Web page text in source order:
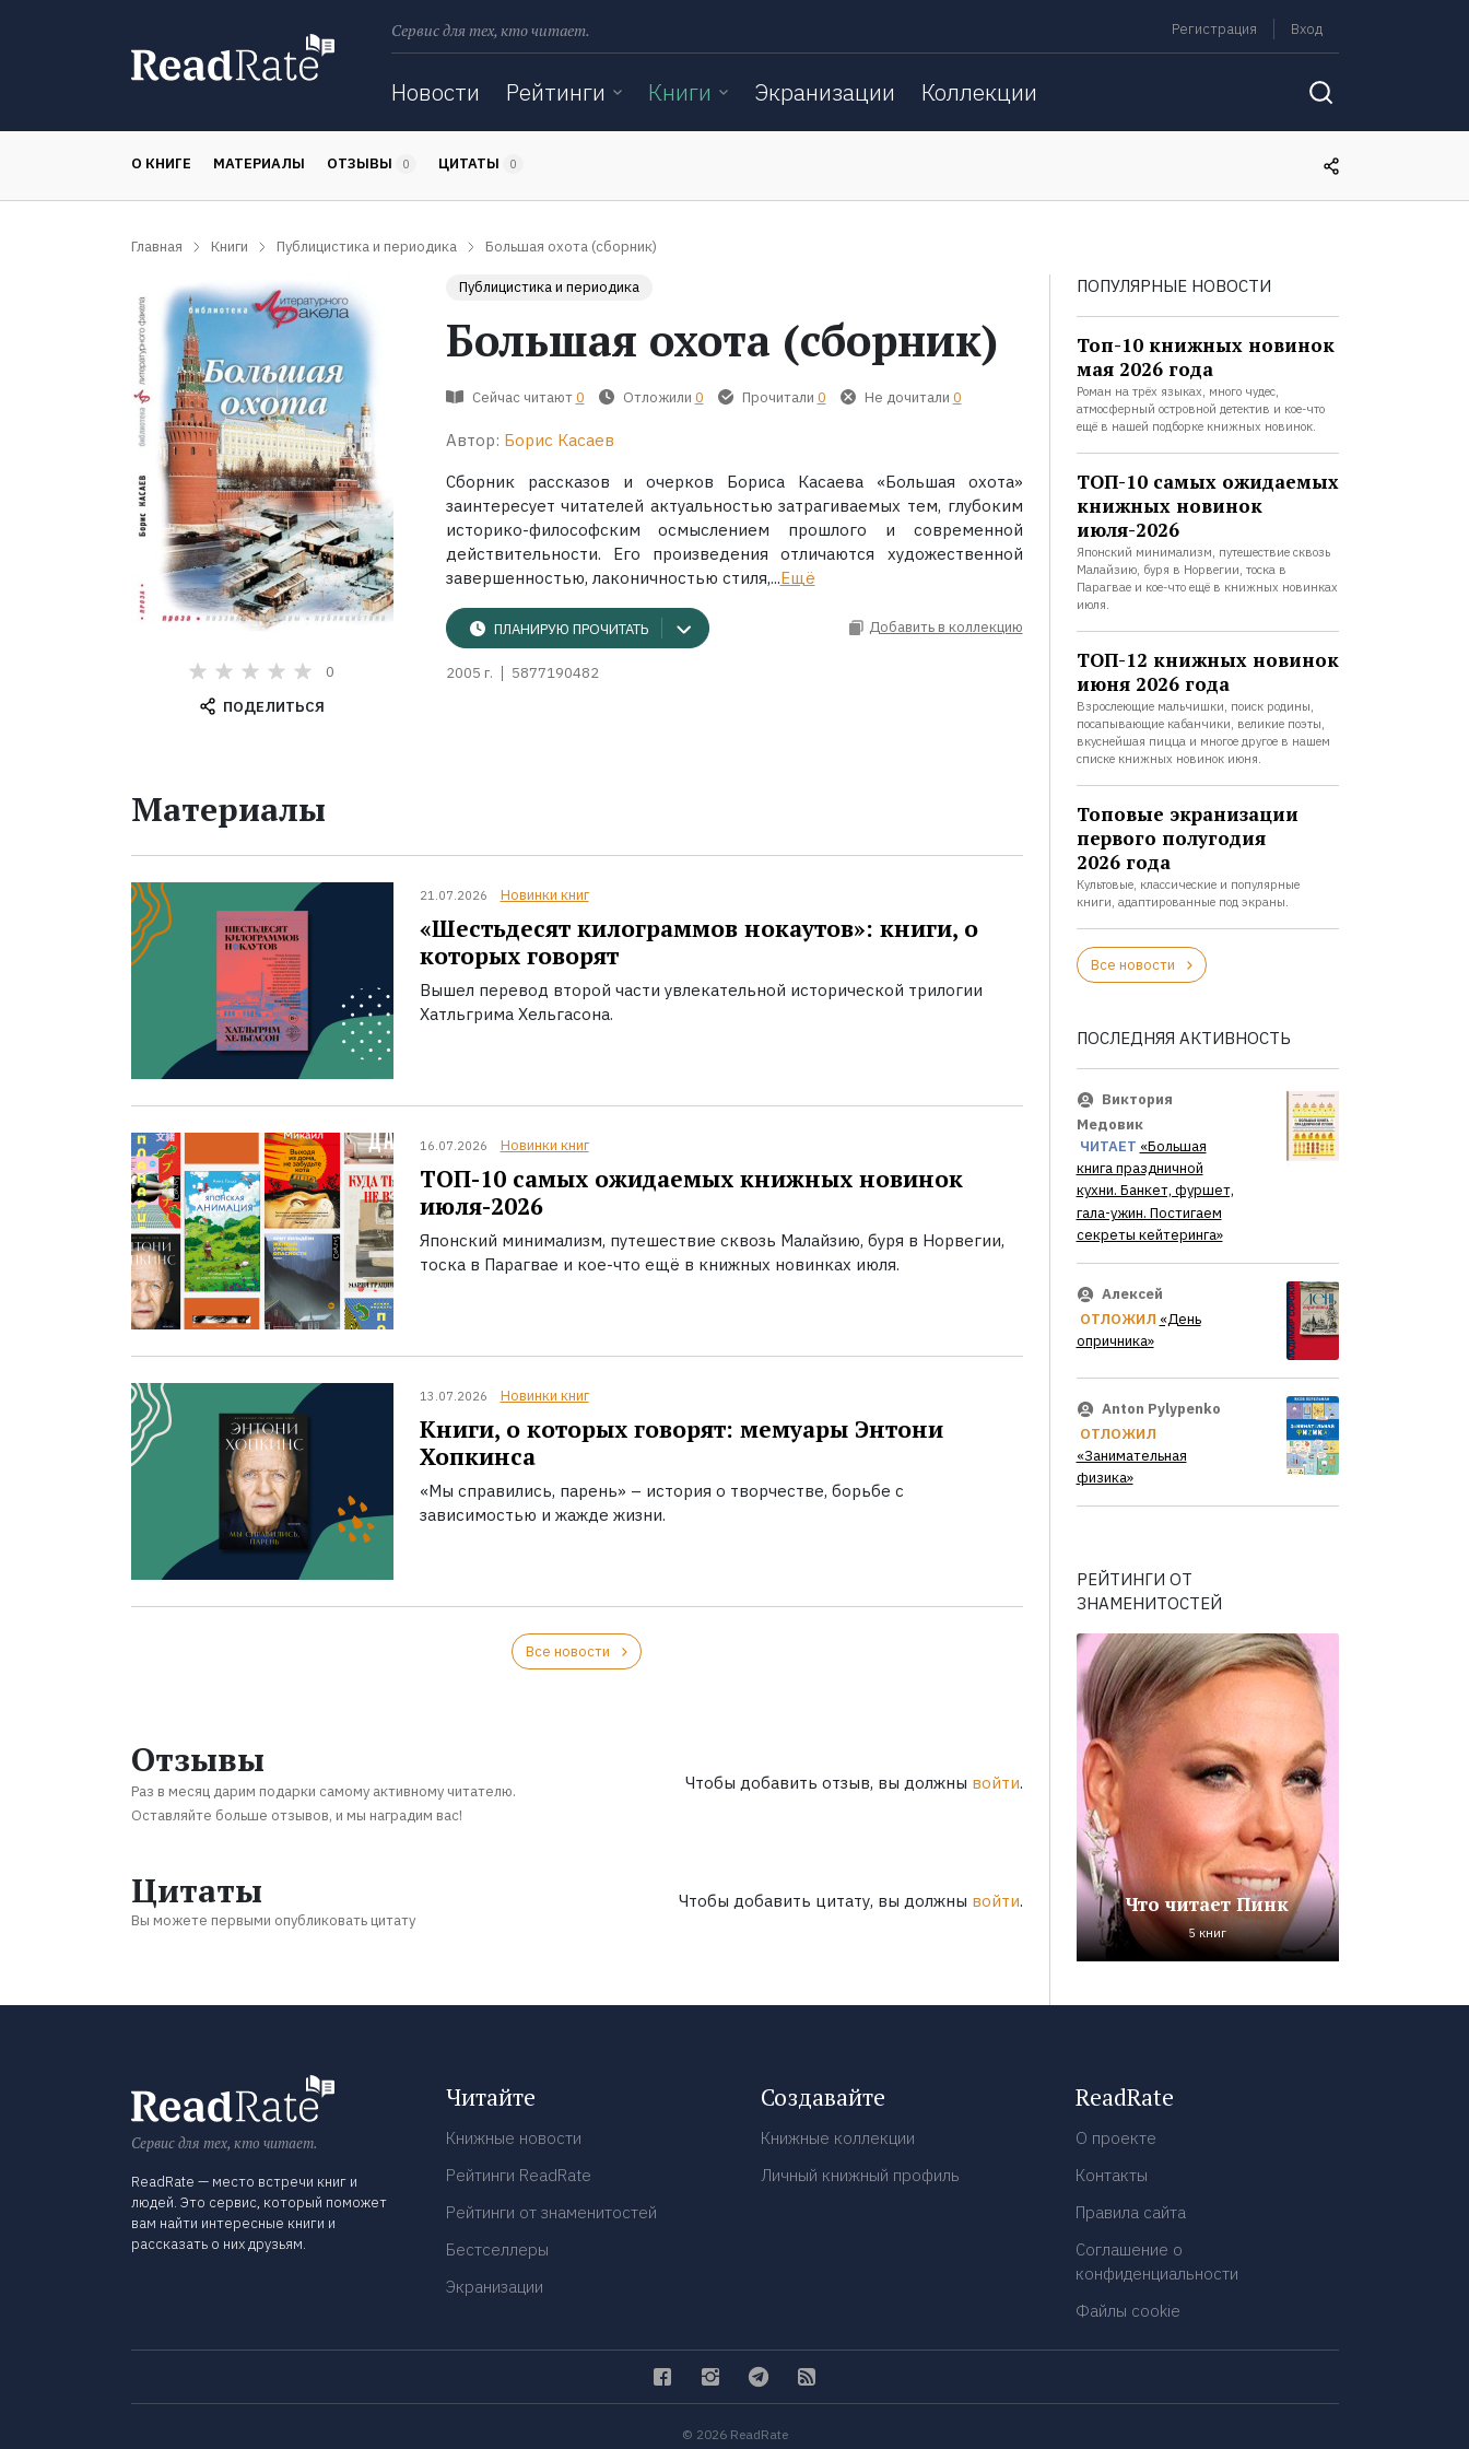
Сервис для тех, кто читает. Регистрация Вход
Новости Рейтинги Книги Экранизации Коллекции
О КНИГЕ МАТЕРИАЛЫ ОТЗЫВЫ 0 ЦИТАТЫ 0
Главная Книги Публицистика и периодика Большая охота (сборник)
0
ПОДЕЛИТЬСЯ
Публицистика и периодика
Большая охота (сборник)
Сейчас читают 0 Отложили 0 Прочитали 0 Не дочитали 0
Автор: Борис Касаев
Сборник рассказов и очерков Бориса Касаева «Большая охота»
заинтересует читателей актуальностью затрагиваемых тем, глубоким
историко-философским осмыслением прошлого и современной
действительности. Его произведения отличаются художественной
завершенностью, лаконичностью стиля,...Ещё
ПЛАНИРУЮ ПРОЧИТАТЬ Добавить в коллекцию
2005 г. 5877190482
Материалы
21.07.2026 Новинки книг
«Шестьдесят килограммов нокаутов»: книги, о
которых говорят
Вышел перевод второй части увлекательной исторической трилогии
Хатльгрима Хельгасона.
16.07.2026 Новинки книг
ТОП-10 самых ожидаемых книжных новинок
июля-2026
Японский минимализм, путешествие сквозь Малайзию, буря в Норвегии,
тоска в Парагвае и кое-что ещё в книжных новинках июля.
13.07.2026 Новинки книг
Книги, о которых говорят: мемуары Энтони
Хопкинса
«Мы справились, парень» – история о творчестве, борьбе с
зависимостью и жажде жизни.
Все новости
Отзывы
Раз в месяц дарим подарки самому активному читателю.
Оставляйте больше отзывов, и мы наградим вас!
Чтобы добавить отзыв, вы должны войти.
Цитаты
Вы можете первыми опубликовать цитату
Чтобы добавить цитату, вы должны войти.
ПОПУЛЯРНЫЕ НОВОСТИ
Топ-10 книжных новинок
мая 2026 года
Роман на трёх языках, много чудес,
атмосферный островной детектив и кое-что
ещё в нашей подборке книжных новинок.
ТОП-10 самых ожидаемых
книжных новинок
июля-2026
Японский минимализм, путешествие сквозь
Малайзию, буря в Норвегии, тоска в
Парагвае и кое-что ещё в книжных новинках
июля.
ТОП-12 книжных новинок
июня 2026 года
Взрослеющие мальчишки, поиск родины,
посапывающие кабанчики, великие поэты,
вкуснейшая пицца и многое другое в нашем
списке книжных новинок июня.
Топовые экранизации
первого полугодия
2026 года
Культовые, классические и популярные
книги, адаптированные под экраны.
Все новости
ПОСЛЕДНЯЯ АКТИВНОСТЬ
Виктория
Медовик
ЧИТАЕТ «Большая
книга праздничной
кухни. Банкет, фуршет,
гала-ужин. Постигаем
секреты кейтеринга»
Алексей
ОТЛОЖИЛ «День
опричника»
Anton Pylypenko
ОТЛОЖИЛ
«Занимательная
физика»
РЕЙТИНГИ ОТ
ЗНАМЕНИТОСТЕЙ
Что читает Пинк
5 книг
Сервис для тех, кто читает.
ReadRate — место встречи книг и
людей. Это сервис, который поможет
вам найти интересные книги и
рассказать о них друзьям.
Читайте
Книжные новости
Рейтинги ReadRate
Рейтинги от знаменитостей
Бестселлеры
Экранизации
Создавайте
Книжные коллекции
Личный книжный профиль
ReadRate
О проекте
Контакты
Правила сайта
Соглашение о
конфиденциальности
Файлы cookie
© 2026 ReadRate